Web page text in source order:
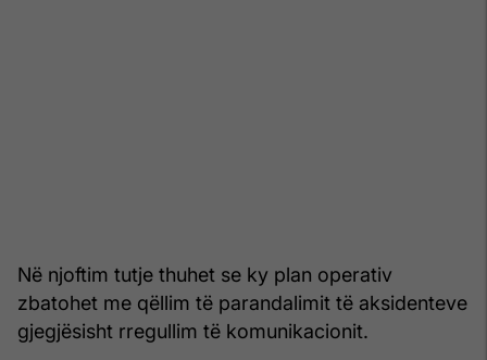
Në njoftim tutje thuhet se ky plan operativ
zbatohet me qëllim të parandalimit të aksidenteve
gjegjësisht rregullim të komunikacionit.